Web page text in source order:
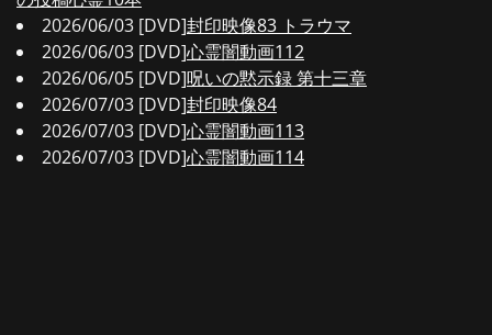
2026/06/03 [DVD]封印映像83 トラウマ
2026/06/03 [DVD]心霊闇動画112
2026/06/05 [DVD]呪いの黙示録 第十三章
2026/07/03 [DVD]封印映像84
2026/07/03 [DVD]心霊闇動画113
2026/07/03 [DVD]心霊闇動画114